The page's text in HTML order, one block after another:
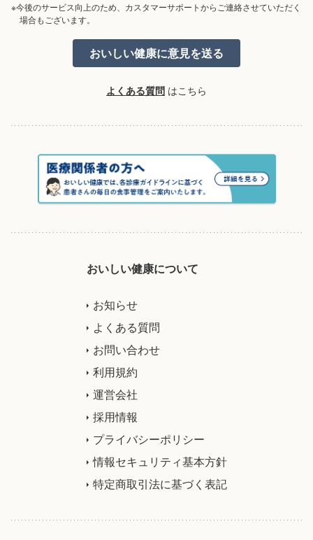
※今後のサービス向上のため、カスタマーサポートからご連絡させていただく
場合もございます。
よくある質問 はこちら
おいしい健康について
お知らせ
よくある質問
お問い合わせ
利用規約
運営会社
採用情報
プライバシーポリシー
情報セキュリティ基本方針
特定商取引法に基づく表記